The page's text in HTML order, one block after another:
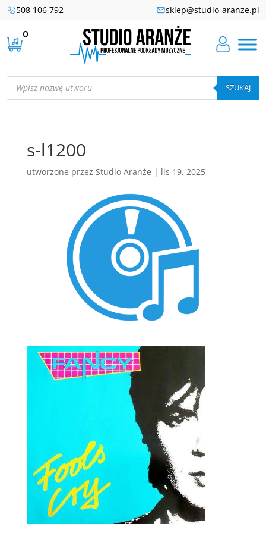
508 106 792 sklep@studio-aranze.pl
0
Wyszukiwarka
produktów SZUKAJ
s-l1200
utworzone przez Studio Aranże | lis 19, 2025